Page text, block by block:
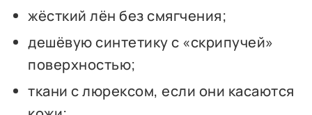
жёсткий лён без смягчения;
дешёвую синтетику с «скрипучей»
поверхностью;
ткани с люрексом, если они касаются